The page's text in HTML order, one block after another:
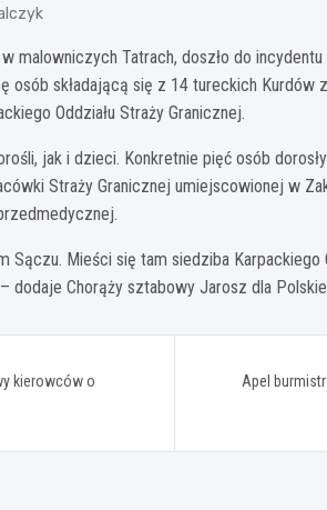
malowniczych Tatrach, doszło do
osób składającą się z 14 tureckich Kurdów
Oddziału Straży Granicznej.
jak i dzieci. Konkretnie pięć osób
Straży Granicznej umiejscowionej w
Mieści się tam siedziba Karpackiego
dodaje Chorąży sztabowy Jarosz dla
kierowców o
Apel